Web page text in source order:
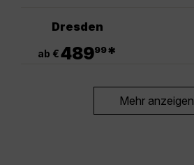
Dresden
ab €48999*
Mehr anzeigen